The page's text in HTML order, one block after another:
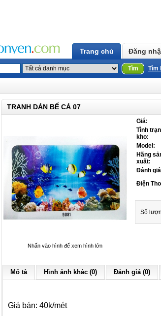
Trang chủ Đăng
Tìm Tìm
TRANH DÁN BỂ CÁ 07
Nhấn vào hình để xem hình lớn
Giá:
Tình
kho:
Model:
Hãng
xuất:
Đánh
Điện
Số
Mô tả Hình ảnh khác (0) Đánh giá (0)
Giá bán: 40k/mét